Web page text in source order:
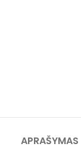
APRAŠYMAS